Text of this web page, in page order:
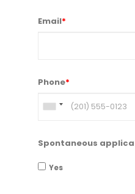
Email*
Phone*
Spontaneous
Yes